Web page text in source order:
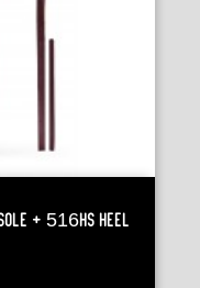
+ 516HS HEEL